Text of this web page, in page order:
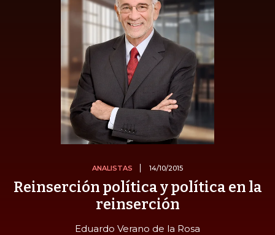
ANALISTAS 14/10/2015
Reinserción política y política en la
reinserción
Eduardo Verano de la Rosa